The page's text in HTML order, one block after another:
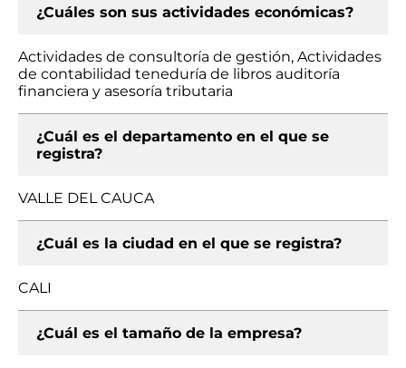
¿Cuáles son sus actividades económicas?
Actividades de consultoría de gestión, Actividades
de contabilidad teneduría de libros auditoría
financiera y asesoría tributaria
¿Cuál es el departamento en el que se
registra?
VALLE DEL CAUCA
¿Cuál es la ciudad en el que se registra?
CALI
¿Cuál es el tamaño de la empresa?